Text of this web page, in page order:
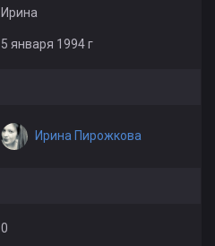
Ирина
5 января 1994 г
Ирина Пирожкова
0